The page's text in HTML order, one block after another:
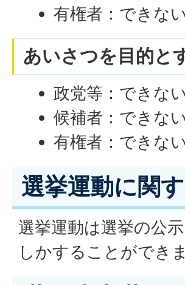
有権者：できな
あいさつを目的と
政党等：できな
候補者：できな
有権者：できな
選挙運動に関
選挙運動は選挙の公
しかすることができ